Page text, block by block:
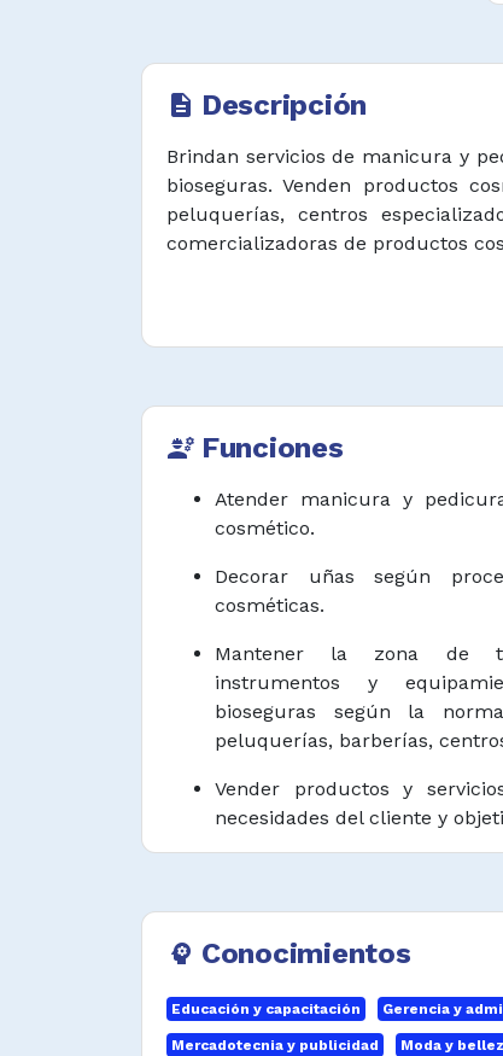
description Descripción
Brindan servicios de manicura y
bioseguras. Venden productos
peluquerías, centros
comercializadoras de productos
engineering Funciones
Atender manicura y
cosmético.
Decorar uñas según
cosméticas.
Mantener la zona de
instrumentos y
bioseguras según la
peluquerías, barberías,
Vender productos y
necesidades del cliente y
Aplicar prácticas seguras
Organizar citas, programar
según estándares de servicio.
psychology Conocimientos
Educación y capacitación Gerencia y
Mercadotecnia y publicidad Moda y